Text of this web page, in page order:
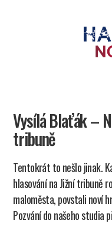
Vysílá Blaťák –
tribuně
Tentokrát to nešlo jinak.
hlasování na Jižní tribuně
maloměsta, povstali noví
Pozvání do našeho studia